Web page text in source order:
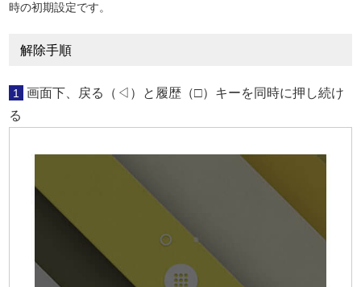
時の初期設定です。
解除手順
1
画面下、戻る（◁）と履歴（□）キーを同時に押し続け
る